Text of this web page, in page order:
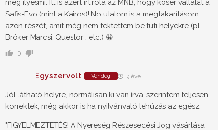
meg ilyesmi. Itt is azért írt róla az MNB, hogy kóser vállalat a
Safis-Evo (mint a Kairos)! No utalom is a megtakarításom
azon részét, amit még nem fektettem be tuti helyekre (pl:
Bróker Marcsi, Questor , etc.) 😀
0
Egyszervolt Vendég 9 éve
Jól látható helyre, normálisan ki van írva, szerintem teljesen
korrektek, még akkor is ha nyilvánvaló lehúzás az egész:
"FIGYELMEZTETÉS! A Nyereség Részesedési Jog vásárlása